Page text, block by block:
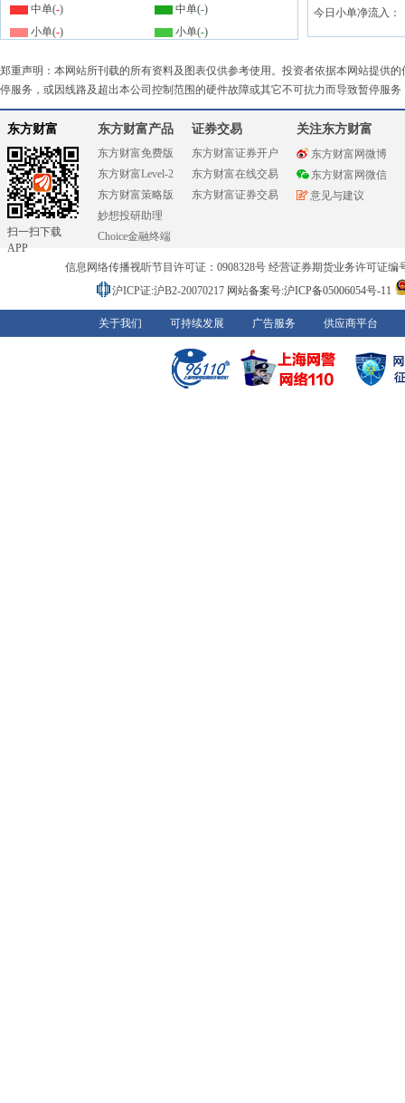
中单(-) 中单(-)
小单(-) 小单(-)
今日小单净流入：
郑重声明：本网站所刊载的所有资料及图表仅供参考使用。投资者依据本网站提供
停服务，或因线路及超出本公司控制范围的硬件故障或其它不可抗力而导致暂停服
东方财富
扫一扫下载
APP
东方财富产品
东方财富免费版
东方财富Level-2
东方财富策略版
妙想投研助理
Choice金融终端
证券交易
东方财富证券开户
东方财富在线交易
东方财富证券交易
关注东方财富
东方财富网微博
东方财富网微信
意见与建议
信息网络传播视听节目许可证：0908328号 经营证券期货业务许可证编
沪ICP证:沪B2-20070217 网站备案号:沪ICP备05006054号-11
关于我们 可持续发展 广告服务 供应商平台